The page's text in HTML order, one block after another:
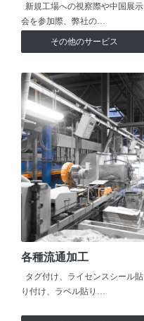
新規工場への視察際や中国展示
会を参加際、弊社の…
その他のサービス
各種流通加工
タグ付け、ライセンスシール貼
り付け、ラベル貼り…